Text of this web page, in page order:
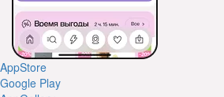
AppStore
Google Play